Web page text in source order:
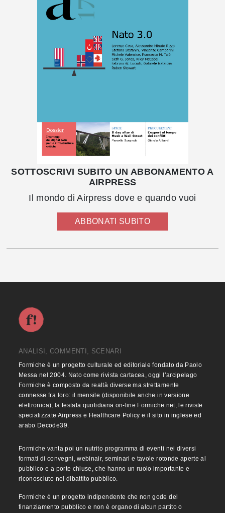
SOTTOSCRIVI SUBITO UN ABBONAMENTO A
AIRPRESS
Il mondo di Airpress dove e quando vuoi
ABBONATI SUBITO
ANALISI, COMMENTI, SCENARI
Formiche è un progetto culturale ed editoriale fondato da Paolo
Messa nel 2004. Nato come rivista cartacea, oggi l’arcipelago
Formiche è composto da realtà diverse ma strettamente
connesse fra loro: il mensile (disponibile anche in versione
elettronica), la testata quotidiana on-line Formiche.net, le riviste
specializzate Airpress e Healthcare Policy e il sito in inglese ed
arabo Decode39.
Formiche vanta poi un nutrito programma di eventi nei diversi
formati di convegni, webinair, seminari e tavole rotonde aperte al
pubblico e a porte chiuse, che hanno un ruolo importante e
riconosciuto nel dibattito pubblico.
Formiche è un progetto indipendente che non gode del
finanziamento pubblico e non è organo di alcun partito o